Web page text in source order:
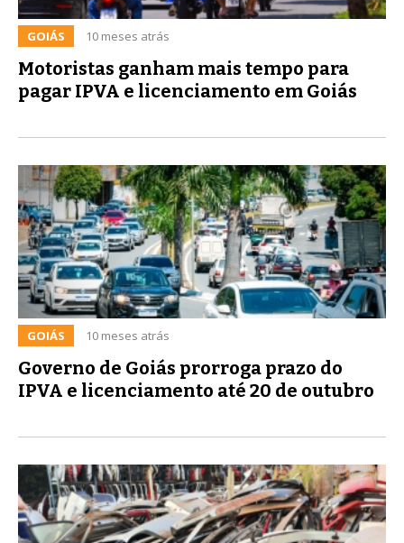
GOIÁS 10 meses atrás
Motoristas ganham mais tempo para
pagar IPVA e licenciamento em Goiás
GOIÁS 10 meses atrás
Governo de Goiás prorroga prazo do
IPVA e licenciamento até 20 de outubro